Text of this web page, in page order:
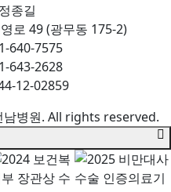
종길
로 49 (광무동 175-2)
640-7575
643-2628
12-02859
병원. All rights reserved.